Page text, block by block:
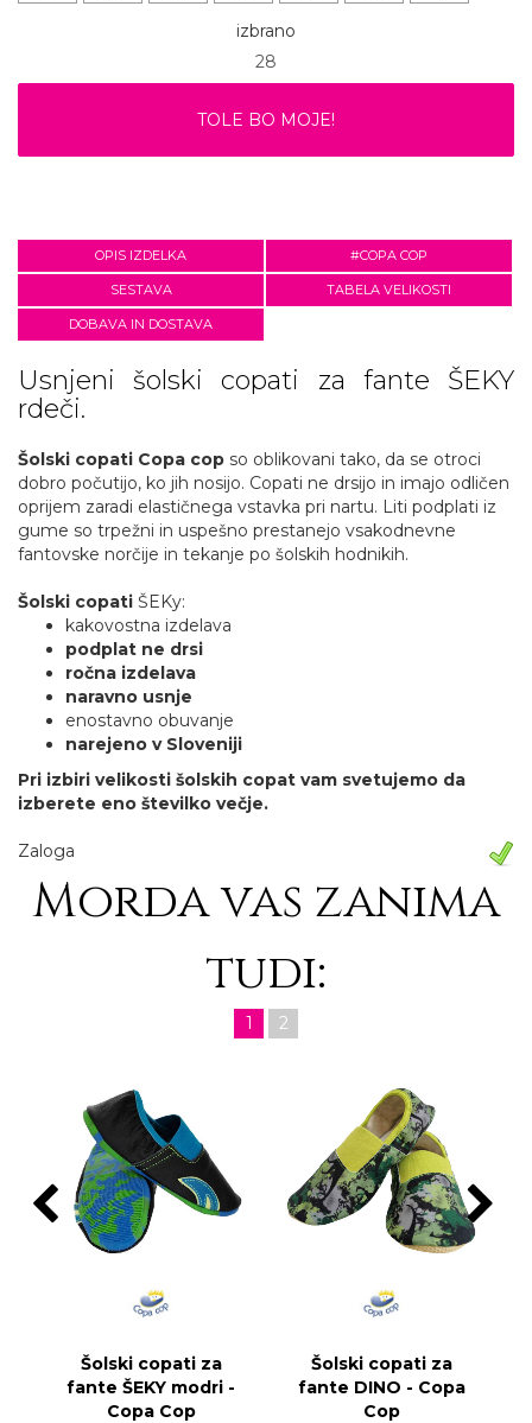
izbrano
28
TOLE BO MOJE!
OPIS IZDELKA #COPA COP
SESTAVA TABELA VELIKOSTI
DOBAVA IN DOSTAVA
Usnjeni šolski copati za fante ŠEKY
rdeči.
Šolski copati Copa cop so oblikovani tako, da se otroci
dobro počutijo, ko jih nosijo. Copati ne drsijo in imajo odličen
oprijem zaradi elastičnega vstavka pri nartu. Liti podplati iz
gume so trpežni in uspešno prestanejo vsakodnevne
fantovske norčije in tekanje po šolskih hodnikih.
Šolski copati ŠEKy:
kakovostna izdelava
podplat ne drsi
ročna izdelava
naravno usnje
enostavno obuvanje
narejeno v Sloveniji
Pri izbiri velikosti šolskih copat vam svetujemo da
izberete eno številko večje.
Zaloga
Morda vas zanima
tudi:
1 2
Šolski copati za
fante ŠEKY modri -
Copa Cop
Šolski copati za
fante DINO - Copa
Cop